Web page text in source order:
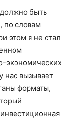
быть
по словам
этом я не стал
экономических
нас вызывает
форматы,